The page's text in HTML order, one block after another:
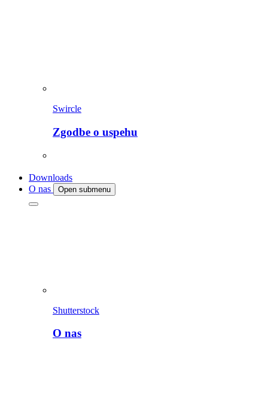
Swircle
Zgodbe o uspehu
Downloads
O nas
Open submenu
Shutterstock
O nas